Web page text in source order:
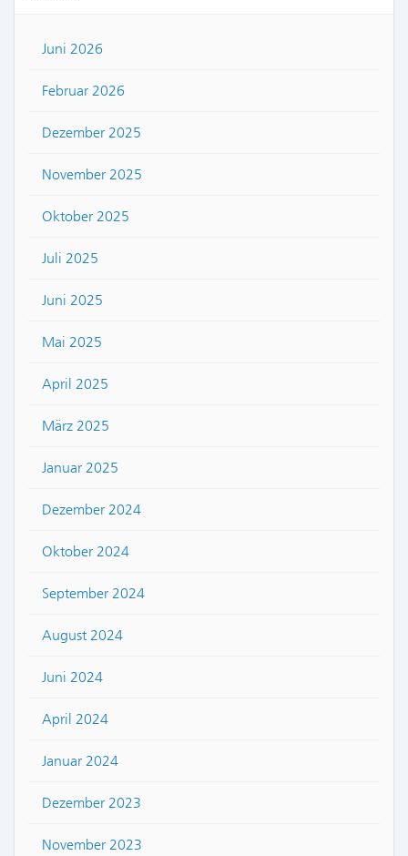
Juni 2026
Februar 2026
Dezember 2025
November 2025
Oktober 2025
Juli 2025
Juni 2025
Mai 2025
April 2025
März 2025
Januar 2025
Dezember 2024
Oktober 2024
September 2024
August 2024
Juni 2024
April 2024
Januar 2024
Dezember 2023
November 2023